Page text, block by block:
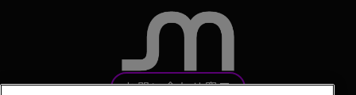
お問い合わせ窓口